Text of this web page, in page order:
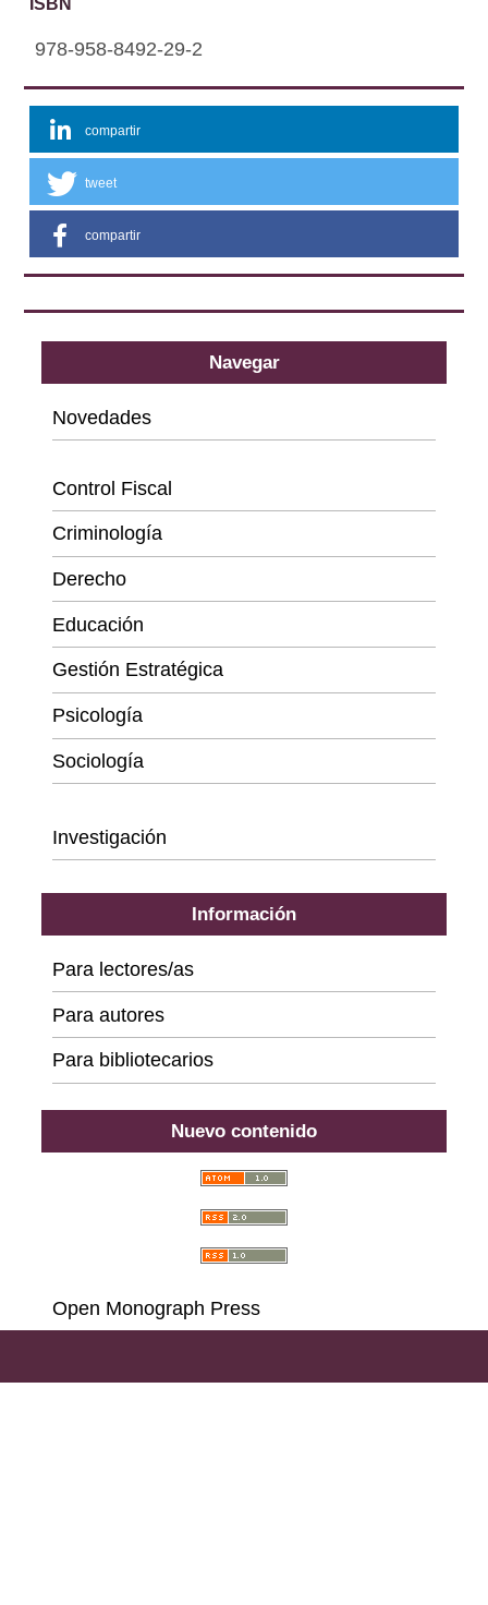
ISBN
978-958-8492-29-2
compartir
tweet
compartir
Navegar
Novedades
Control Fiscal
Criminología
Derecho
Educación
Gestión Estratégica
Psicología
Sociología
Investigación
Información
Para lectores/as
Para autores
Para bibliotecarios
Nuevo contenido
Open Monograph Press